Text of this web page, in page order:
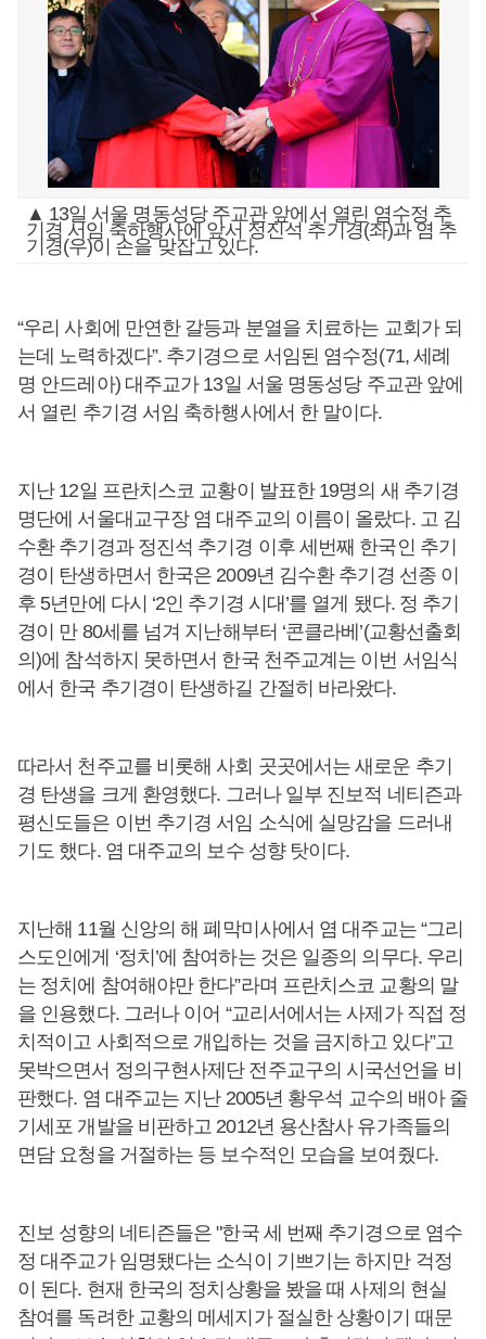
▲ 13일 서울 명동성당 주교관 앞에서 열린 염수정 추
기경 서임 축하행사에 앞서 정진석 추기경(좌)과 염 추
기경(우)이 손을 맞잡고 있다.
“우리 사회에 만연한 갈등과 분열을 치료하는 교회가 되
는데 노력하겠다”. 추기경으로 서임된 염수정(71, 세례
명 안드레아) 대주교가 13일 서울 명동성당 주교관 앞에
서 열린 추기경 서임 축하행사에서 한 말이다.
지난 12일 프란치스코 교황이 발표한 19명의 새 추기경
명단에 서울대교구장 염 대주교의 이름이 올랐다. 고 김
수환 추기경과 정진석 추기경 이후 세번째 한국인 추기
경이 탄생하면서 한국은 2009년 김수환 추기경 선종 이
후 5년만에 다시 ‘2인 추기경 시대’를 열게 됐다. 정 추기
경이 만 80세를 넘겨 지난해부터 ‘콘클라베’(교황선출회
의)에 참석하지 못하면서 한국 천주교계는 이번 서임식
에서 한국 추기경이 탄생하길 간절히 바라왔다.
따라서 천주교를 비롯해 사회 곳곳에서는 새로운 추기
경 탄생을 크게 환영했다. 그러나 일부 진보적 네티즌과
평신도들은 이번 추기경 서임 소식에 실망감을 드러내
기도 했다. 염 대주교의 보수 성향 탓이다.
지난해 11월 신앙의 해 폐막미사에서 염 대주교는 “그리
스도인에게 ‘정치’에 참여하는 것은 일종의 의무다. 우리
는 정치에 참여해야만 한다”라며 프란치스코 교황의 말
을 인용했다. 그러나 이어 “교리서에서는 사제가 직접 정
치적이고 사회적으로 개입하는 것을 금지하고 있다”고
못박으면서 정의구현사제단 전주교구의 시국선언을 비
판했다. 염 대주교는 지난 2005년 황우석 교수의 배아 줄
기세포 개발을 비판하고 2012년 용산참사 유가족들의
면담 요청을 거절하는 등 보수적인 모습을 보여줬다.
진보 성향의 네티즌들은 "한국 세 번째 추기경으로 염수
정 대주교가 임명됐다는 소식이 기쁘기는 하지만 걱정
이 된다. 현재 한국의 정치상황을 봤을 때 사제의 현실
참여를 독려한 교황의 메세지가 절실한 상황이기 때문